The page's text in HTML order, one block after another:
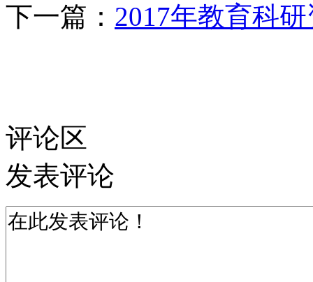
下一篇： 2017年教育科
评论区
发表评论